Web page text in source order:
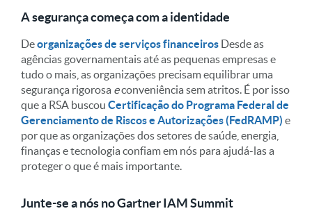
A segurança começa com a identidade
Deorganizações de serviços financeiros Desde as
agências governamentais até as pequenas empresas e
tudo o mais, as organizações precisam equilibrar uma
segurança rigorosa econveniência sem atritos. É por isso
que a RSA buscou Certificação do Programa Federal de
Gerenciamento de Riscos e Autorizações (FedRAMP) e
por que as organizações dos setores de saúde, energia,
finanças e tecnologia confiam em nós para ajudá-las a
proteger o que é mais importante.
Junte-se a nós no Gartner IAM Summit